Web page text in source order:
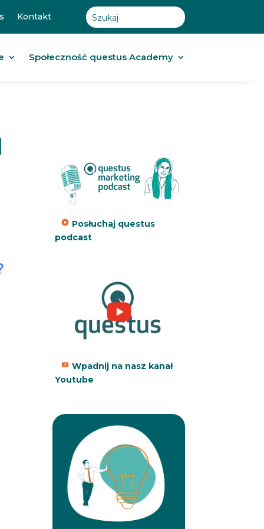
Kontakt
Społeczność questus Academy
Posłuchaj questus
podcast
Wpadnij na nasz kanał
Youtube